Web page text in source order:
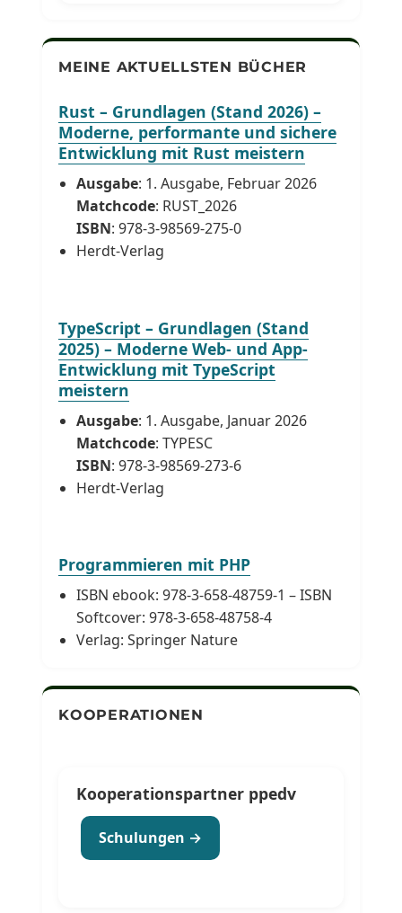
MEINE AKTUELLSTEN BÜCHER
Rust – Grundlagen (Stand 2026) –
Moderne, performante und sichere
Entwicklung mit Rust meistern
Ausgabe: 1. Ausgabe, Februar 2026
Matchcode: RUST_2026
ISBN: 978-3-98569-275-0
Herdt-Verlag
TypeScript – Grundlagen (Stand
2025) – Moderne Web- und App-
Entwicklung mit TypeScript
meistern
Ausgabe: 1. Ausgabe, Januar 2026
Matchcode: TYPESC
ISBN: 978-3-98569-273-6
Herdt-Verlag
Programmieren mit PHP
ISBN ebook: 978-3-658-48759-1 – ISBN
Softcover: 978-3-658-48758-4
Verlag: Springer Nature
KOOPERATIONEN
Kooperationspartner ppedv
Schulungen →